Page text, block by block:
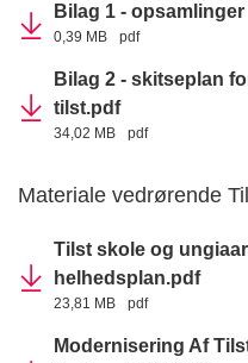
Bilag 1 -
0,39 MB pdf
Bilag 2 - skitseplan
tilst.pdf
34,02 MB pdf
Materiale vedrørende
Tilst skole og
helhedsplan.pdf
23,81 MB pdf
Modernisering Af